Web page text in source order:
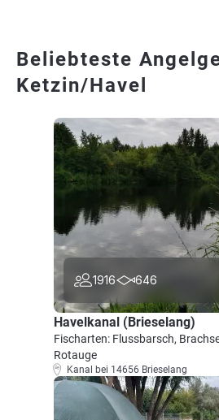
Beliebteste
Ketzin/Havel
1916 646
Havelkanal (Brieselang)
Fischarten: Flussbarsch,
Rotauge
Kanal bei 14656 Brieselang